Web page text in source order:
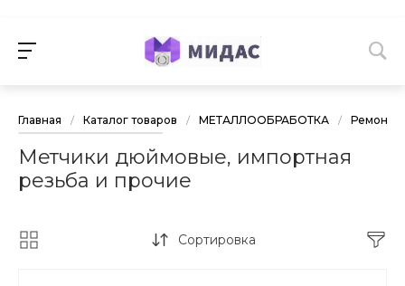
Главная / Каталог товаров / МЕТАЛЛООБРАБОТКА / Ремонт
Метчики дюймовые, импортная
резьба и прочие
Сортировка